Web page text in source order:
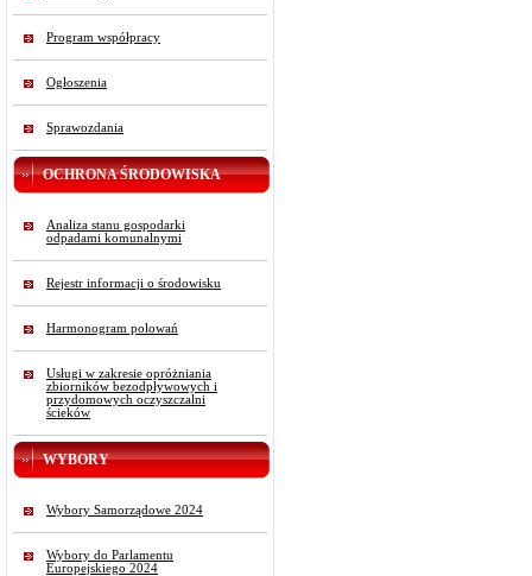
Program współpracy
Ogłoszenia
Sprawozdania
OCHRONA ŚRODOWISKA
Analiza stanu gospodarki
odpadami komunalnymi
Rejestr informacji o środowisku
Harmonogram polowań
Usługi w zakresie opróżniania
zbiorników bezodpływowych i
przydomowych oczyszczalni
ścieków
WYBORY
Wybory Samorządowe 2024
Wybory do Parlamentu
Europejskiego 2024